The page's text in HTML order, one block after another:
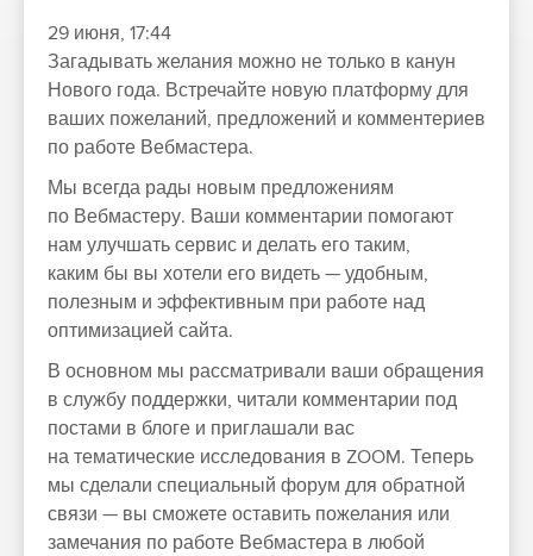
29 июня, 17:44
Загадывать желания можно не только в канун
Нового года. Встречайте новую платформу для
ваших пожеланий, предложений и комментериев
по работе Вебмастера.
Мы всегда рады новым предложениям
по Вебмастеру. Ваши комментарии помогают
нам улучшать сервис и делать его таким,
каким бы вы хотели его видеть — удобным,
полезным и эффективным при работе над
оптимизацией сайта.
В основном мы рассматривали ваши обращения
в службу поддержки, читали комментарии под
постами в блоге и приглашали вас
на тематические исследования в ZOOM. Теперь
мы сделали специальный форум для обратной
связи — вы сможете оставить пожелания или
замечания по работе Вебмастера в любой